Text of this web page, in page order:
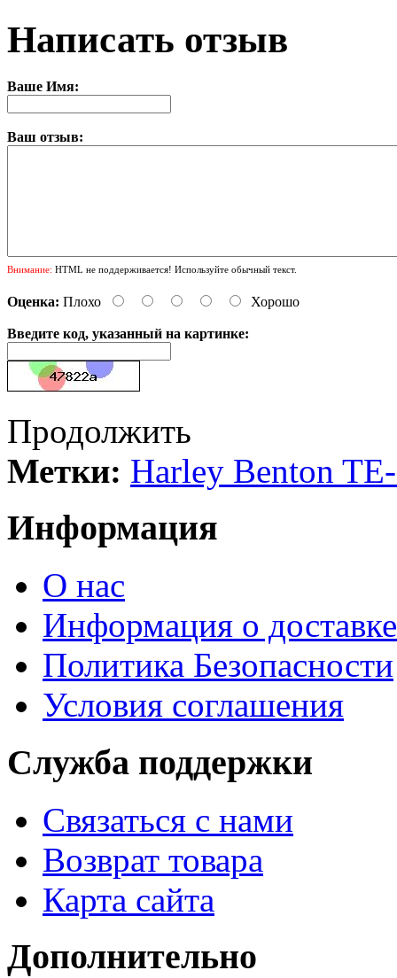
Написать отзыв
Ваше Имя:
Ваш отзыв:
Внимание: HTML не поддерживается! Используйте обычный текст.
Оценка: Плохо Хорошо
Введите код, указанный на картинке:
Продолжить
Метки: Harley Benton
Информация
О нас
Информация о доставке
Политика Безопасности
Условия соглашения
Служба поддержки
Связаться с нами
Возврат товара
Карта сайта
Дополнительно